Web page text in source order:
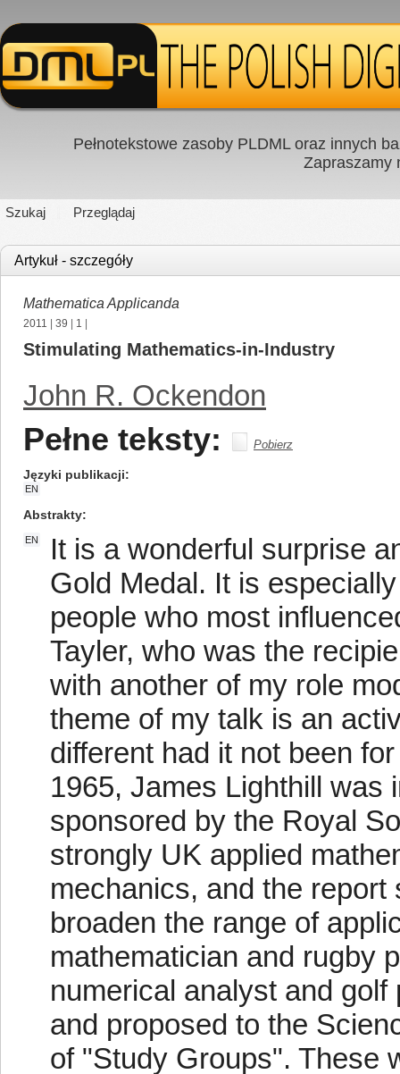
Pełnotekstowe zasoby PLDML oraz innych
Zapraszamy
Szukaj Przeglądaj
Artykuł - szczegóły
Mathematica Applicanda
2011 39 1
Stimulating Mathematics-in-Industry
John R. Ockendon
Pełne teksty: Pobierz
Języki publikacji
EN
Abstrakty
EN
It is a wonderful surprise
Gold Medal. It is
people who most
Tayler, who was the
with another of my role
theme of my talk is an
different had it not been
1965, James Lighthill was
sponsored by the Royal
strongly UK applied
mechanics, and the
broaden the range of
mathematician and rugby
numerical analyst and
and proposed to the
of "Study Groups". These